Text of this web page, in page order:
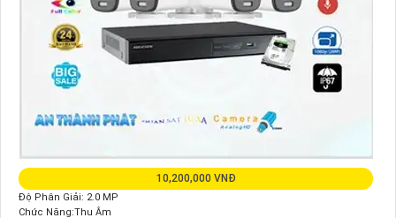
10,200,000 VNĐ
Độ Phân Giải: 2.0 MP
Chức Năng:Thu Âm